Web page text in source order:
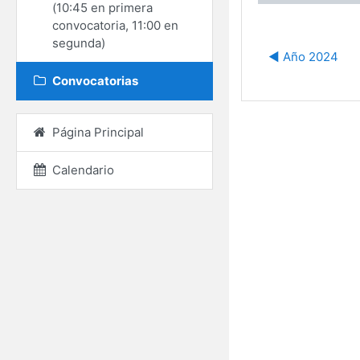
◀︎ Año 2024
(10:45 en primera
convocatoria, 11:00 en
segunda)
Convocatorias
Página Principal
Calendario